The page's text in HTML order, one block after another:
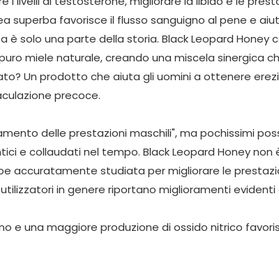
superba favorisce il flusso sanguigno al pene e
solo una parte della storia. Black Leopard Honey
miele naturale, creando una miscela sinergica
Un prodotto che aiuta gli uomini a ottenere
precoce.
delle prestazioni maschili", ma pochissimi
e collaudati nel tempo. Black Leopard Honey non
accuratamente studiata per migliorare le
in genere riportano miglioramenti
e una maggiore produzione di ossido nitrico